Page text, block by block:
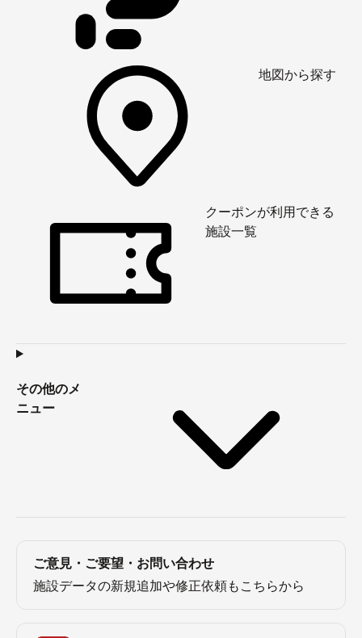
地図から探す
クーポンが利用できる
施設一覧
その他のメ
ニュー
ご意見・ご要望・お問い合わせ
施設データの新規追加や修正依頼もこちらから